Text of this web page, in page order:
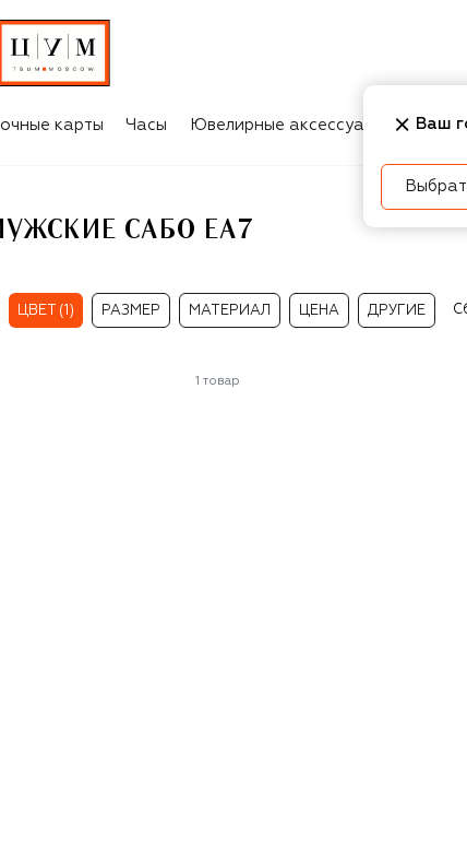
карты Часы Ювелирные аксессуары
САБО EA7
ЦВЕТ (1) РАЗМЕР МАТЕРИАЛ ЦЕНА ДРУГИЕ
1 товар
Ваш